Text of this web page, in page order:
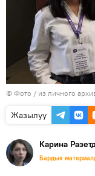
© Фото / из личного
Жазылуу
Карина
Бардык